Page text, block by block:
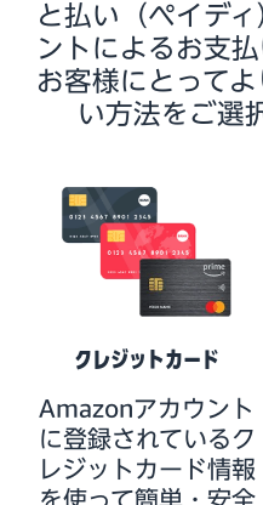
と払い（ペイデ
ントによるお支払
お客様にとって
い方法をご選
クレジットカード
Amazonアカウント
に登録されているク
レジットカード情報
を使って簡単・安全